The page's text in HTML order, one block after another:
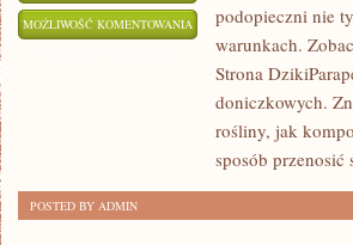
MOŻLIWOŚĆ KOMENTOWANIA ZBIÓR
PRZECHOWYWANIE
NASION
podopieczni nie
warunkach.
Strona
doniczkowych.
rośliny, jak
sposób przenosić
POSTED BY ADMIN